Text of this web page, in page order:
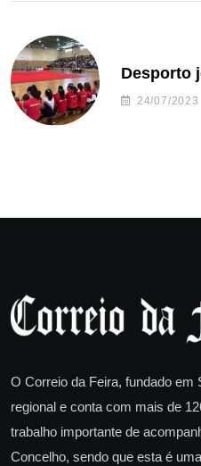
Desporto
24/07/2023
O Correio da Feira, fundado em
regional e conta com mais de
trabalho importante de
Concelho, sendo que esta é